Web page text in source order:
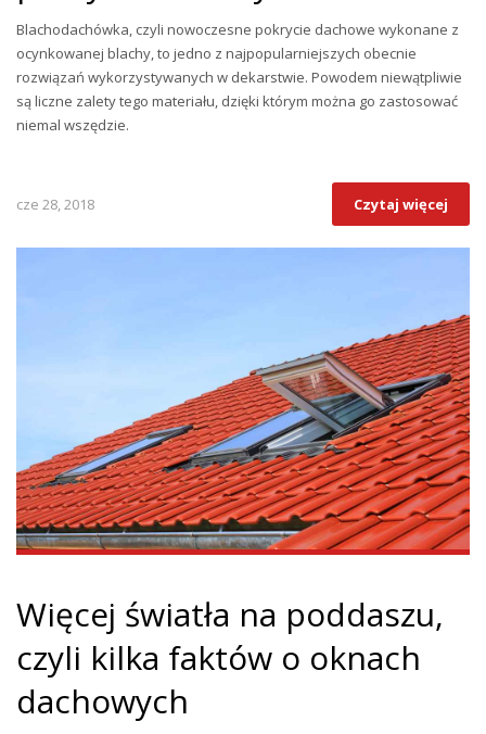
Blachodachówka, czyli nowoczesne pokrycie dachowe wykonane z
ocynkowanej blachy, to jedno z najpopularniejszych obecnie
rozwiązań wykorzystywanych w dekarstwie. Powodem niewątpliwie
są liczne zalety tego materiału, dzięki którym można go zastosować
niemal wszędzie.
cze 28, 2018 Czytaj więcej
Więcej światła na poddaszu,
czyli kilka faktów o oknach
dachowych